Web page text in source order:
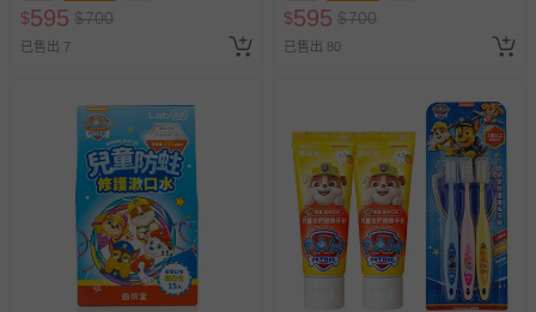
$595 $700
已售出 7
$595 $700
已售出 80